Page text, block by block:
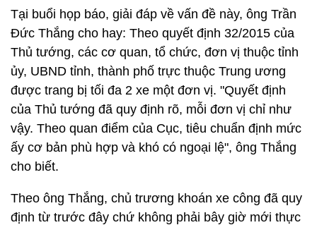
Tại buổi họp báo, giải đáp về vấn đề này, ông Trần
Đức Thắng cho hay: Theo quyết định 32/2015 của
Thủ tướng, các cơ quan, tổ chức, đơn vị thuộc tỉnh
ủy, UBND tỉnh, thành phố trực thuộc Trung ương
được trang bị tối đa 2 xe một đơn vị. "Quyết định
của Thủ tướng đã quy định rõ, mỗi đơn vị chỉ như
vậy. Theo quan điểm của Cục, tiêu chuẩn định mức
ấy cơ bản phù hợp và khó có ngoại lệ", ông Thắng
cho biết.
Theo ông Thắng, chủ trương khoán xe công đã quy
định từ trước đây chứ không phải bây giờ mới thực